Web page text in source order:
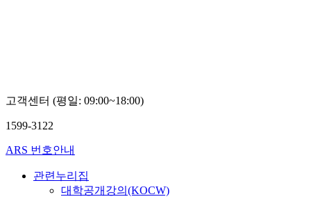
고객센터 (평일: 09:00~18:00)
1599-3122
ARS 번호안내
관련누리집
대학공개강의(KOCW)